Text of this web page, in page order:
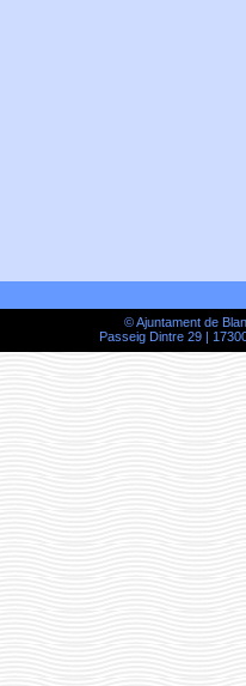
© Ajuntament de
Passeig Dintre 29 |